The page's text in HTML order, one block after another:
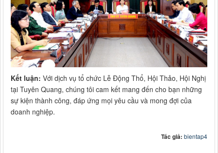
Kết luận: Với dịch vụ tổ chức Lễ Động Thổ, Hội Thảo, Hội Nghị
tại Tuyên Quang, chúng tôi cam kết mang đến cho bạn những
sự kiện thành công, đáp ứng mọi yêu cầu và mong đợi của
doanh nghiệp.
Tác giả: bientap4